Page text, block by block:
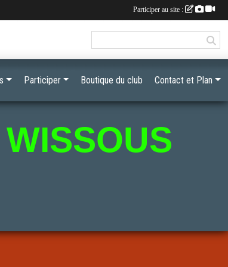
Participer Boutique du club Contact et Plan
Participer au site :